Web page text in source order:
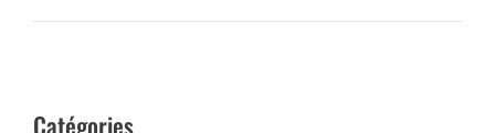
Catégories